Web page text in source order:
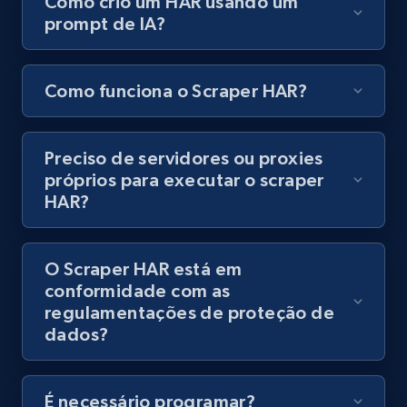
8.1K+ 716+
Youtube - Videos posts - Discovery records
URL, Title, Youtuber, Youtuber md5, Video url,
Video length, Likes, Views, and more.
Youtube - Videos posts - Discovery videos
URL, Title, Youtuber, Youtuber md5, Video url,
Video length, Likes, Views, and more.
prompt de IA?
Como funciona o Scraper HAR?
Preciso de servidores ou proxies
próprios para executar o scraper
HAR?
O Scraper HAR está em
conformidade com as
regulamentações de proteção de
dados?
É necessário programar?